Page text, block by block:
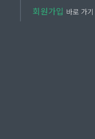
회원가입 바로 가기